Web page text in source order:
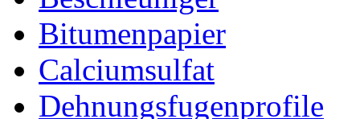
Bitumenpapier
Calciumsulfat
Dehnungsfugenprofile